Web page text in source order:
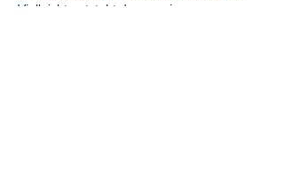
Vielleicht entsteht daraus ein neuer